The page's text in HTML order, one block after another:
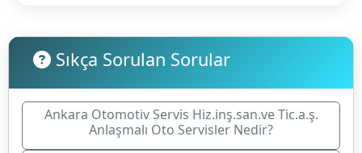
Sıkça Sorulan Sorular
Ankara Otomotiv Servis Hiz.inş.san.ve Tic.a.ş.
Anlaşmalı Oto Servisler Nedir?